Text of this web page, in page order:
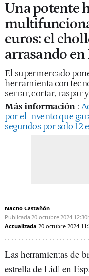
Una potente
euros: el
arrasando en
El supermercado
herramienta con
serrar, cortar, raspar
Más información :
por el invento que
segundos por solo 12
Nacho Castañón
Publicada 20 octubre 2024
Actualizada 20 octubre 2024
Las herramientas de
estrella de Lidl en